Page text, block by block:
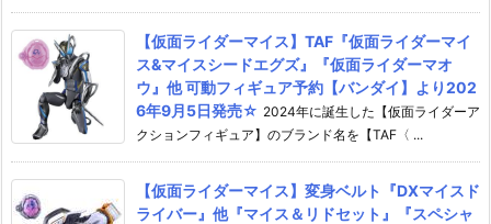
【仮面ライダーマイス】TAF『仮面ライダーマイ
ス&マイスシードエグズ』『仮面ライダーマオ
ウ』他 可動フィギュア予約【バンダイ】より202
6年9月5日発売☆ 2024年に誕生した【仮面ライダーア
クションフィギュア】のブランド名を【TAF〈 ...
【仮面ライダーマイス】変身ベルト『DXマイスド
ライバー』他『マイス＆リドセット』『スペシャ